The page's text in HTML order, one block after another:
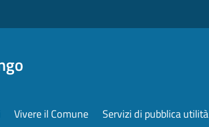
Vivere il Comune Servizi di pubblica utilità